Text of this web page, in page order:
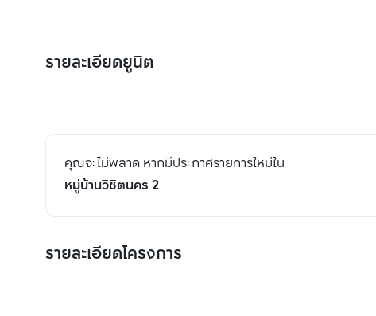
รายละเอียดยูนิต
คุณจะไม่พลาด หากมีประกาศรายการใหม่ใน
หมู่บ้านวิชิตนคร 2
รายละเอียดโครงการ